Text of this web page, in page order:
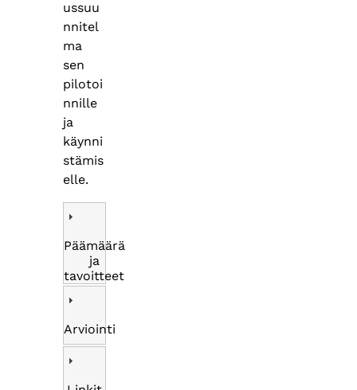
ussuu
nnitel
ma
sen
pilotoi
nnille
ja
käynni
stämis
elle.
Päämäärä
ja
tavoitteet
Arviointi